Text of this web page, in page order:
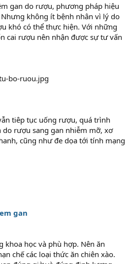
gan do rượu, phương pháp hiệu
không ít bệnh nhân vì lý do
khó có thể thực hiện. Với những
cai rượu nên nhận được sự tư vấn
tiêp tục uống rượu, quá trình
rượu sang gan nhiễm mỡ, xơ
cũng như đe dọa tới tính mạng
gan
khoa học và phù hợp. Nên ăn
chế các loại thức ăn chiên xào.